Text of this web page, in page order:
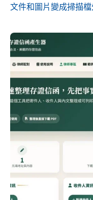
文件和圖片變成掃描